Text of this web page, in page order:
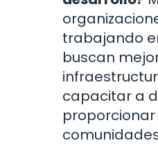
trabajando
buscan
capacitar a